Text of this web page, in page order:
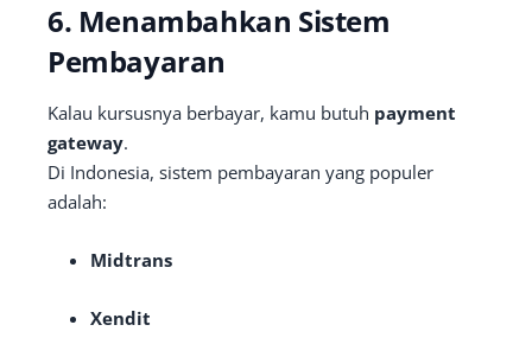
6. Menambahkan Sistem
Pembayaran
Kalau kursusnya berbayar, kamu butuh payment
gateway.
Di Indonesia, sistem pembayaran yang populer
adalah:
Midtrans
Xendit